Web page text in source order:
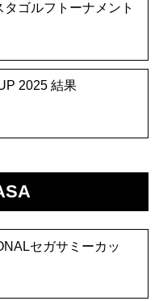
ゴルフトーナメント
2025 結果
セガサミーカッ